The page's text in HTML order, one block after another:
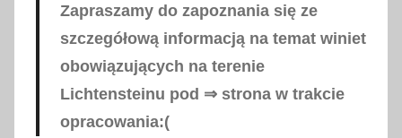
Zapraszamy do zapoznania się ze
szczegółową informacją na temat winiet
obowiązujących na terenie
Lichtensteinu pod ⇒ strona w trakcie
opracowania:(